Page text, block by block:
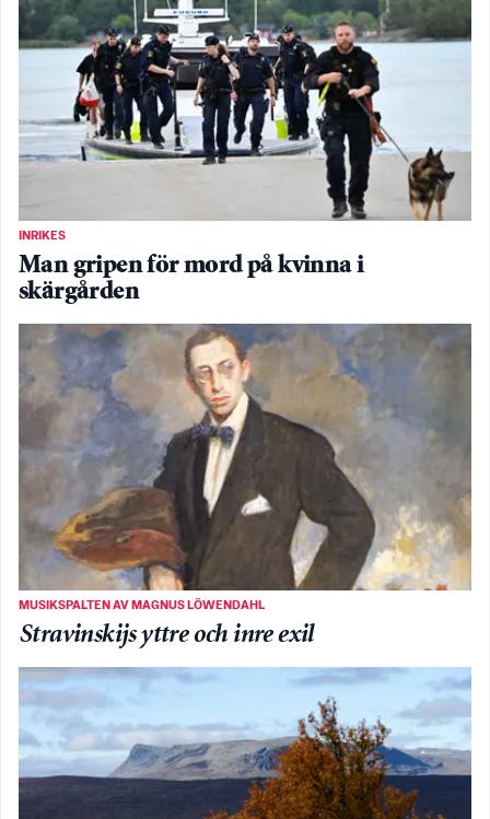
INRIKES
Man gripen för mord på kvinna i
skärgården
MUSIKSPALTEN AV MAGNUS LÖWENDAHL
Stravinskijs yttre och inre exil